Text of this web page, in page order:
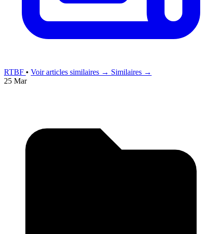
RTBF • Voir articles similaires → Similaires →
25 Mar